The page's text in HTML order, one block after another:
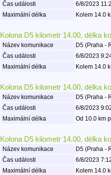
Čas události
6/8/2023
Maximální délka
Kolem 14.0
Kolona D5 kilometr 14.00, délka
Název komunikace
D5 (Praha -
Čas události
6/8/2023
Maximální délka
Kolem 14.0
Kolona D5 kilometr 14.00, délka
Název komunikace
D5 (Praha -
Čas události
6/8/2023
Maximální délka
Od 10.0 km
Kolona D5 kilometr 14.00, délka
Název komunikace
D5 (Praha -
Čas události
6/8/2023
Maximální délka
Kolem 14.0